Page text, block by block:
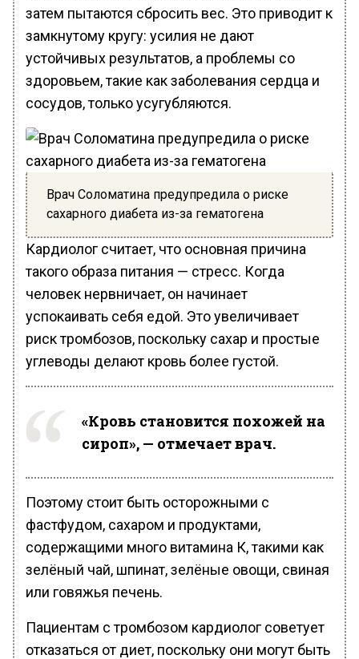
затем пытаются сбросить вес. Это приводит к
замкнутому кругу: усилия не дают
устойчивых результатов, а проблемы со
здоровьем, такие как заболевания сердца и
сосудов, только усугубляются.
Врач Соломатина предупредила о риске
сахарного диабета из-за гематогена
Кардиолог считает, что основная причина
такого образа питания — стресс. Когда
человек нервничает, он начинает
успокаивать себя едой. Это увеличивает
риск тромбозов, поскольку сахар и простые
углеводы делают кровь более густой.
«Кровь становится похожей на
сироп», — отмечает врач.
Поэтому стоит быть осторожными с
фастфудом, сахаром и продуктами,
содержащими много витамина К, такими как
зелёный чай, шпинат, зелёные овощи, свиная
или говяжья печень.
Пациентам с тромбозом кардиолог советует
отказаться от диет, поскольку они могут быть